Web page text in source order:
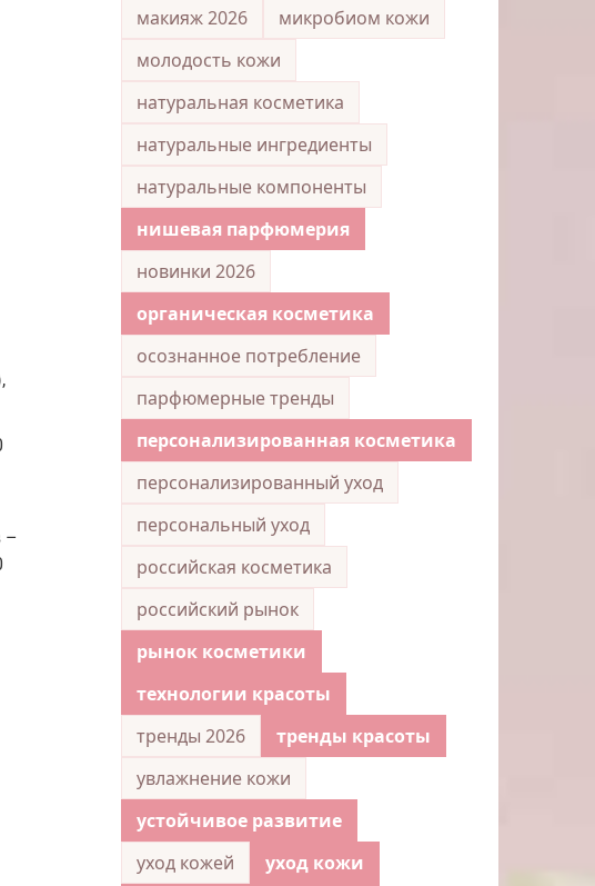
–
макияж 2026
микробиом кожи
молодость кожи
натуральная косметика
натуральные ингредиенты
натуральные компоненты
нишевая парфюмерия
новинки 2026
органическая косметика
осознанное потребление
парфюмерные тренды
персонализированная косметика
персонализированный уход
персональный уход
российская косметика
российский рынок
рынок косметики
технологии красоты
тренды 2026
тренды красоты
увлажнение кожи
устойчивое развитие
уход кожей
уход кожи